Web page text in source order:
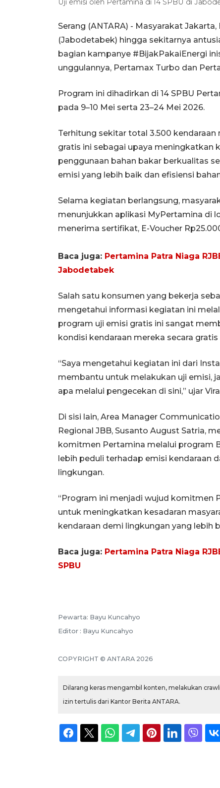
Uji emisi oleh Pertamina di 14 SPBU di
Serang (ANTARA) - Masyarakat
(Jabodetabek) hingga sekitarnya
bagian kampanye #BijakPakaiEnergi
unggulannya, Pertamax Turbo dan
Program ini dihadirkan di 14 SPBU
pada 9–10 Mei serta 23–24 Mei 2026.
Terhitung sekitar total 3.500
gratis ini sebagai upaya meningkatkan
penggunaan bahan bakar berkualitas
emisi yang lebih baik dan efisiensi
Selama kegiatan berlangsung,
menunjukkan aplikasi MyPertamina di
menerima sertifikat, E-Voucher
Baca juga: Pertamina Patra Niaga
Jabodetabek
Salah satu konsumen yang bekerja
mengetahui informasi kegiatan ini
program uji emisi gratis ini sangat
kondisi kendaraan mereka secara
“Saya mengetahui kegiatan ini dari
membantu untuk melakukan uji emisi,
apa melalui pengecekan di sini,” ujar
Di sisi lain, Area Manager
Regional JBB, Susanto August Satria,
komitmen Pertamina melalui program
lebih peduli terhadap emisi kendaraan
lingkungan.
“Program ini menjadi wujud komitmen
untuk meningkatkan kesadaran
kendaraan demi lingkungan yang lebih
Baca juga: Pertamina Patra Niaga
SPBU
Pewarta: Bayu Kuncahyo
Editor : Bayu Kuncahyo
COPYRIGHT © ANTARA 2026
Dilarang keras mengambil konten, melakukan
izin tertulis dari Kantor Berita ANTARA.